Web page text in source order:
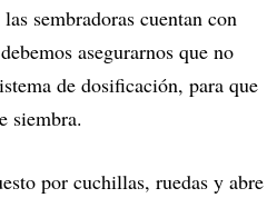
sembradoras cuentan con
asegurarnos que no
de dosificación, para que
siembra.
por cuchillas, ruedas y abre